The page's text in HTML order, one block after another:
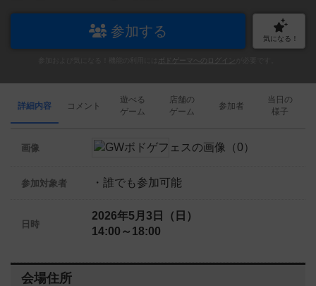
参加する 気になる！
ボドゲーマへのログイン
詳細内容 コメント
遊べる
ゲーム
店舗の
ゲーム
参加者
当日の
様子
画像
参加対象者 ・誰でも参加可能
日時
2026年5月3日（日）
14:00～18:00
会場住所